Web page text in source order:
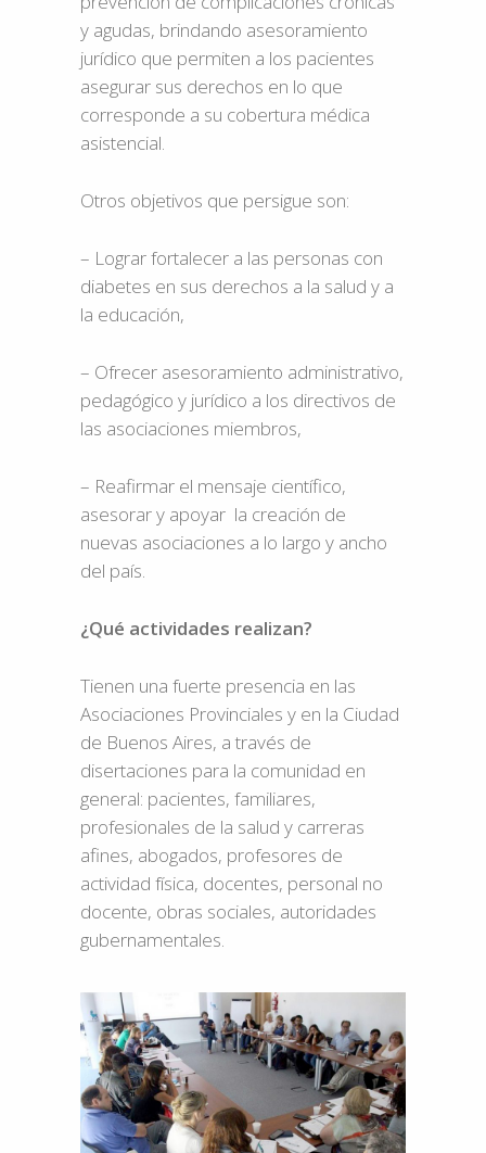
y agudas, brindando asesoramiento
jurídico que permiten a los pacientes
asegurar sus derechos en lo que
corresponde a su cobertura médica
asistencial.
Otros objetivos que persigue son:
– Lograr fortalecer a las personas con
diabetes en sus derechos a la salud y a
la educación,
– Ofrecer asesoramiento administrativo,
pedagógico y jurídico a los directivos de
las asociaciones miembros,
– Reafirmar el mensaje científico,
asesorar y apoyar la creación de
nuevas asociaciones a lo largo y ancho
del país.
¿Qué actividades realizan?
Tienen una fuerte presencia en las
Asociaciones Provinciales y en la Ciudad
de Buenos Aires, a través de
disertaciones para la comunidad en
general: pacientes, familiares,
profesionales de la salud y carreras
afines, abogados, profesores de
actividad física, docentes, personal no
docente, obras sociales, autoridades
gubernamentales.